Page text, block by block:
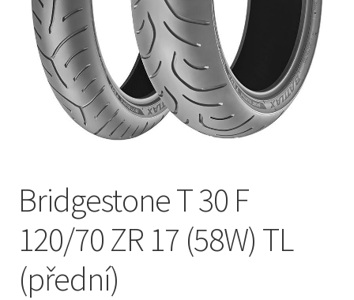
Bridgestone T 30 F
120/70 ZR 17 (58W) TL
(přední)